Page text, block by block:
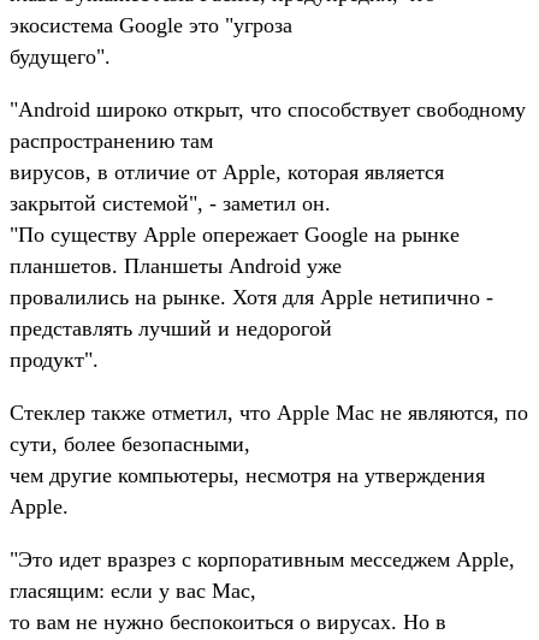
экосистема Google это "угроза
будущего".
"Android широко открыт, что способствует свободному
распространению там
вирусов, в отличие от Apple, которая является
закрытой системой", - заметил он.
"По существу Apple опережает Google на рынке
планшетов. Планшеты Android уже
провалились на рынке. Хотя для Apple нетипично -
представлять лучший и недорогой
продукт".
Стеклер также отметил, что Apple Mac не являются, по
сути, более безопасными,
чем другие компьютеры, несмотря на утверждения
Apple.
"Это идет вразрез с корпоративным месседжем Apple,
гласящим: если у вас Mac,
то вам не нужно беспокоиться о вирусах. Но в